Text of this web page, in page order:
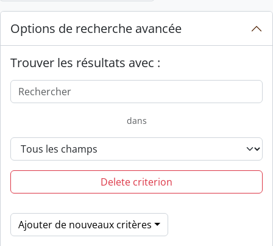
Options de recherche avancée
Trouver les résultats avec :
dans
Delete criterion
Ajouter de nouveaux critères